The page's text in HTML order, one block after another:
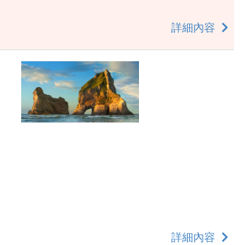
詳細內容
詳細內容